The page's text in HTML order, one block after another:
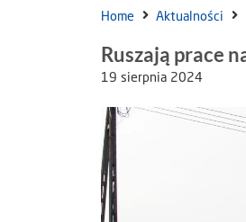
Home Aktualności
Ruszają prace
19 sierpnia 2024